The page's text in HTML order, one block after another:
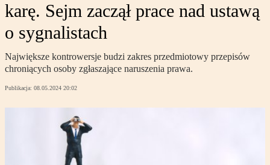
karę. Sejm zaczął prace nad ustawą
o sygnalistach
Największe kontrowersje budzi zakres przedmiotowy przepisów
chroniących osoby zgłaszające naruszenia prawa.
Publikacja: 08.05.2024 20:02